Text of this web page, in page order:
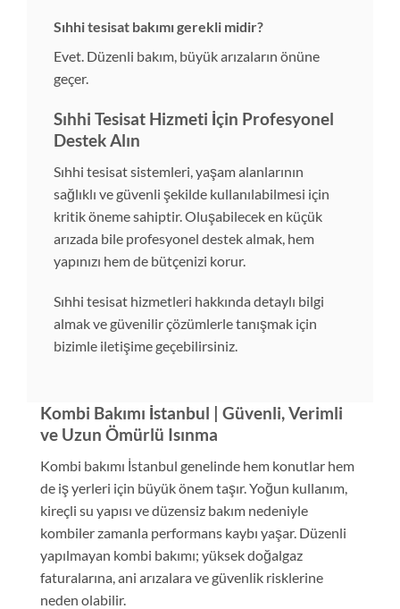
Sıhhi tesisat bakımı gerekli midir?
Evet. Düzenli bakım, büyük arızaların önüne
geçer.
Sıhhi Tesisat Hizmeti İçin Profesyonel
Destek Alın
Sıhhi tesisat sistemleri, yaşam alanlarının
sağlıklı ve güvenli şekilde kullanılabilmesi için
kritik öneme sahiptir. Oluşabilecek en küçük
arızada bile profesyonel destek almak, hem
yapınızı hem de bütçenizi korur.
Sıhhi tesisat hizmetleri hakkında detaylı bilgi
almak ve güvenilir çözümlerle tanışmak için
bizimle iletişime geçebilirsiniz.
Kombi Bakımı İstanbul | Güvenli, Verimli
ve Uzun Ömürlü Isınma
Kombi bakımı İstanbul genelinde hem konutlar hem
de iş yerleri için büyük önem taşır. Yoğun kullanım,
kireçli su yapısı ve düzensiz bakım nedeniyle
kombiler zamanla performans kaybı yaşar. Düzenli
yapılmayan kombi bakımı; yüksek doğalgaz
faturalarına, ani arızalara ve güvenlik risklerine
neden olabilir.